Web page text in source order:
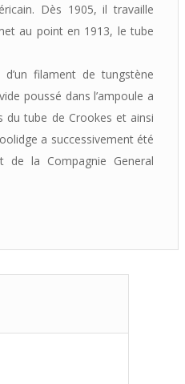
Dès 1905, il travaille
au point en 1913, le tube
filament de tungstène
poussé dans l’ampoule a
du tube de Crookes et ainsi
a successivement été
de la Compagnie General